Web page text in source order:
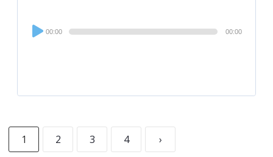
Audio
Player
00:00 00:00
1 2 3 4 ›